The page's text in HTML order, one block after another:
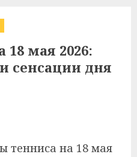
18 мая 2026:
сенсации дня
тенниса на 18 мая